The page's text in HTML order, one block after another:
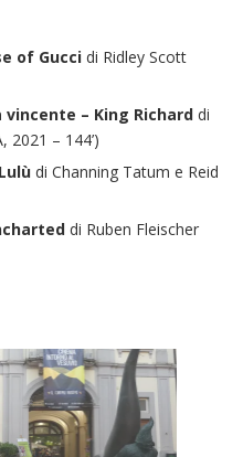
of Gucci di Ridley Scott
– King Richard di
2021 – 144’)
di Channing Tatum e Reid
di Ruben Fleischer